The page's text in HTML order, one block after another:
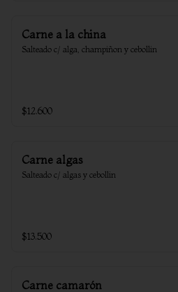
Carne a la china
Salteado c/ alga, champiñon y cebollin
$12.600
Carne algas
Salteado c/ algas y cebollin
$13.500
Carne camarón